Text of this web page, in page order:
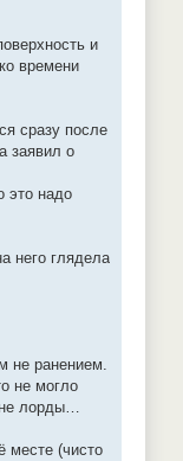
и
времени
сразу после
заявил о
это надо
него глядела
не ранением.
не могло
не лорды…
месте (чисто